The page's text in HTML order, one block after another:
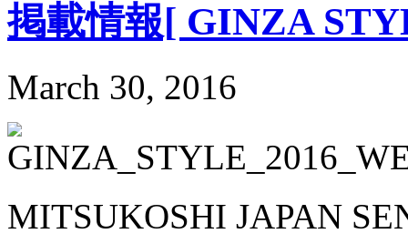
掲載情報[ GINZA
March 30, 2016
MITSUKOSHI JAPAN